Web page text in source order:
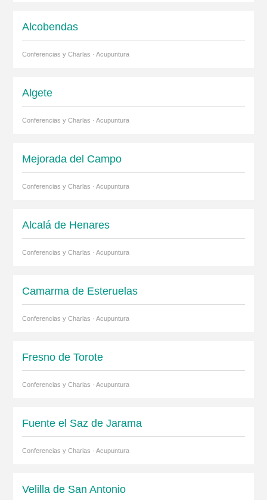
Alcobendas
Conferencias y Charlas · Acupuntura
Algete
Conferencias y Charlas · Acupuntura
Mejorada del Campo
Conferencias y Charlas · Acupuntura
Alcalá de Henares
Conferencias y Charlas · Acupuntura
Camarma de Esteruelas
Conferencias y Charlas · Acupuntura
Fresno de Torote
Conferencias y Charlas · Acupuntura
Fuente el Saz de Jarama
Conferencias y Charlas · Acupuntura
Velilla de San Antonio